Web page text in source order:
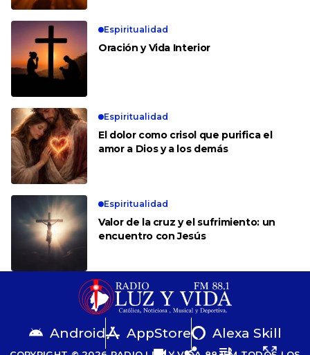
Espiritualidad
Oración y Vida Interior
Espiritualidad
El dolor como crisol que purifica el
amor a Dios y a los demás
Espiritualidad
Valor de la cruz y el sufrimiento: un
encuentro con Jesús
Android AppStore Alexa Skill